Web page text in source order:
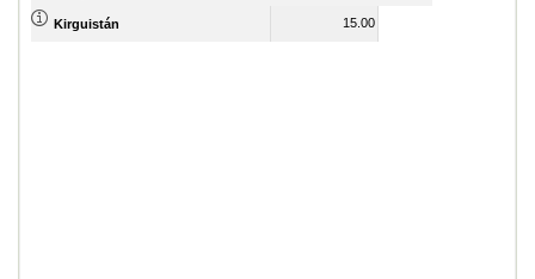
Kirguistán 15.00